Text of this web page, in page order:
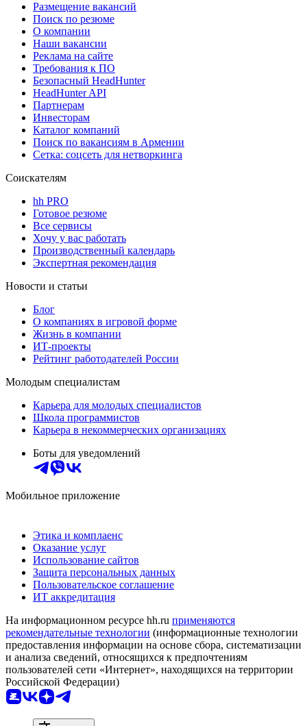
Размещение вакансий
Поиск по резюме
О компании
Наши вакансии
Реклама на сайте
Требования к ПО
Безопасный HeadHunter
HeadHunter API
Партнерам
Инвесторам
Каталог компаний
Поиск по вакансиям в Армении
Сетка: соцсеть для нетворкинга
Соискателям
hh PRO
Готовое резюме
Все сервисы
Хочу у вас работать
Производственный календарь
Экспертная рекомендация
Новости и статьи
Блог
О компаниях в игровой форме
Жизнь в компании
ИТ-проекты
Рейтинг работодателей России
Молодым специалистам
Карьера для молодых специалистов
Школа программистов
Карьера в некоммерческих организациях
Боты для уведомлений
Мобильное приложение
Этика и комплаенс
Оказание услуг
Использование сайтов
Защита персональных данных
Пользовательское соглашение
ИТ аккредитация
На информационном ресурсе hh.ru применяются
рекомендательные технологии (информационные технологии
предоставления информации на основе сбора, систематизации
и анализа сведений, относящихся к предпочтениям
пользователей сети «Интернет», находящихся на территории
Российской Федерации)